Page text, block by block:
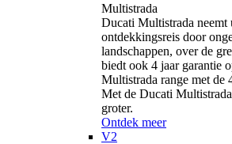
Multistrada
Ducati Multistrada neemt
ontdekkingsreis door
landschappen, over de
biedt ook 4 jaar garantie
Multistrada range met de
Met de Ducati
groter.
Ontdek meer
V2